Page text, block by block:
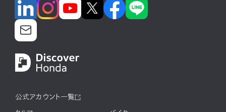
公式アカウント一覧